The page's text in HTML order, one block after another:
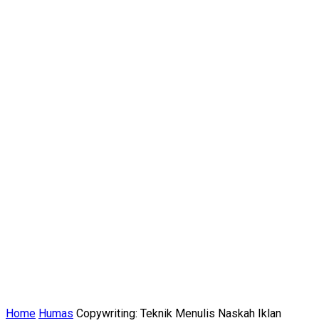
Home Humas Copywriting: Teknik Menulis Naskah Iklan